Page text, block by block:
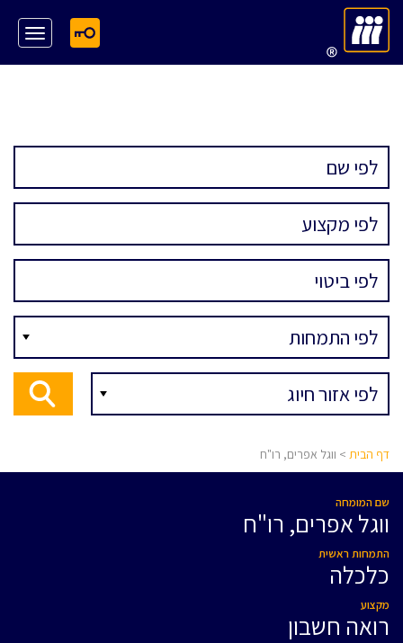
דף הבית > ווגל אפרים, רו"ח
שם המומחה
ווגל אפרים, רו"ח
התמחות ראשית
כלכלה
מקצוע
רואה חשבון